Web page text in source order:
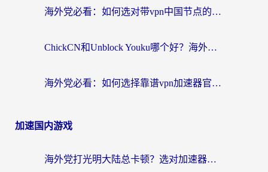
海外党必看：如何选对带vpn中国节点的加速器？无缝访问国内资源全攻略
ChickCN和Unblock Youku哪个好？海外党亲测4款热门回国加速器，附避坑指南
海外党必看：如何选择靠谱vpn加速器官网？轻松解决国内APP地区限制
加速国内游戏
海外党打光明大陆总卡顿？选对加速器才是关键！（附亲测好用的推荐）